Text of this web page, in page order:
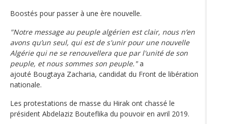
Boostés pour passer à une ère nouvelle.
"Notre message au peuple algérien est clair, nous n’en
avons qu’un seul, qui est de s'unir pour une nouvelle
Algérie qui ne se renouvellera que par l'unité de son
peuple, et nous sommes son peuple."a
ajouté Bougtaya Zacharia, candidat du Front de libération
nationale.
Les protestations de masse du Hirak ont chassé le
président Abdelaziz Bouteflika du pouvoir en avril 2019.